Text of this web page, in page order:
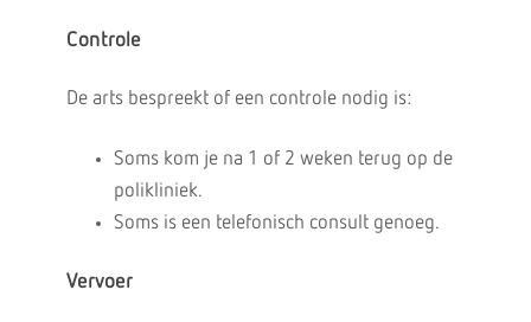
Controle
De arts bespreekt of een controle nodig is:
Soms kom je na 1 of 2 weken terug op de
polikliniek.
Soms is een telefonisch consult genoeg.
Vervoer